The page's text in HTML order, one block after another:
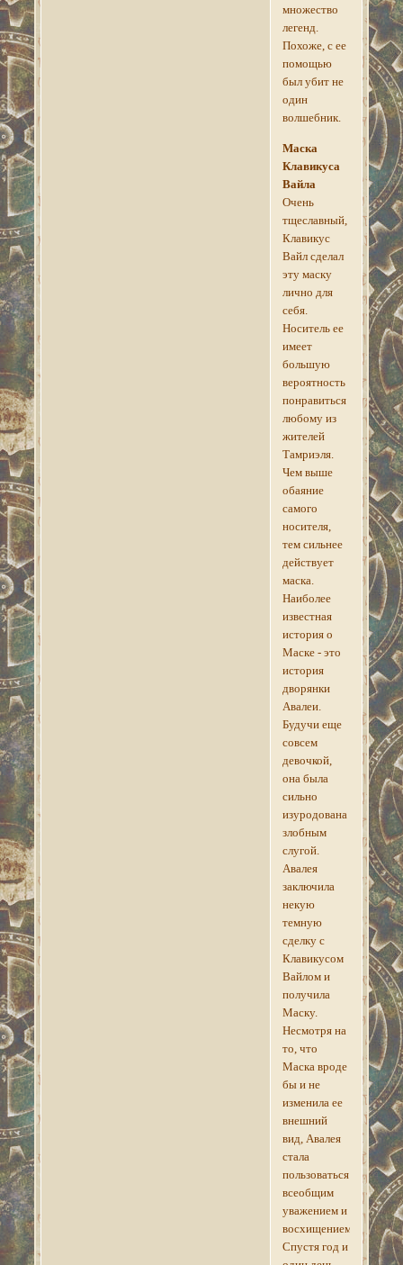
множество
легенд.
Похоже, с ее
помощью
был убит не
один
волшебник.
Маска
Клавикуса
Вайла
Очень
тщеславный,
Клавикус
Вайл сделал
эту маску
лично для
себя.
Носитель ее
имеет
большую
вероятность
понравиться
любому из
жителей
Тамриэля.
Чем выше
обаяние
самого
носителя,
тем сильнее
действует
маска.
Наиболее
известная
история о
Маске - это
история
дворянки
Авалеи.
Будучи еще
совсем
девочкой,
она была
сильно
изуродована
злобным
слугой.
Авалея
заключила
некую
темную
сделку с
Клавикусом
Вайлом и
получила
Маску.
Несмотря на
то, что
Маска вроде
бы и не
изменила ее
внешний
вид, Авалея
стала
пользоваться
всеобщим
уважением и
восхищением.
Спустя год и